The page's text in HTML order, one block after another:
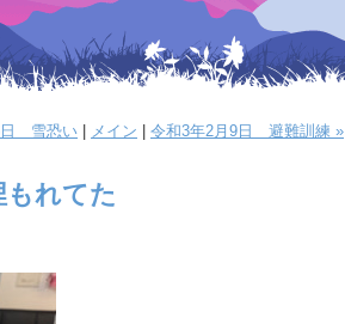
日 雪恐い メイン 令和3年2月9日 避難訓練 »
れてた